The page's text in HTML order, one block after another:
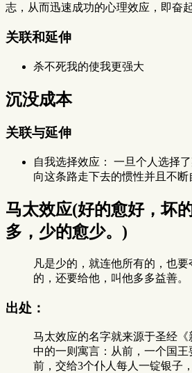
志，从而迅速成功的心理效应，即奋起
关联和延伸
杀不死我的使我更强大
沉没成本
关联与延伸
自我选择效应： 一旦个人选择
向这条路走下去的惯性并且不断
马太效应(好的愈好，坏
多，少的愈少。)
凡是少的，就连他所有的，也
的，还要给他，叫他多多益善。
出处：
马太效应的名字就来源于圣经《
中的一则寓言：从前，一个国
前，交给3个仆人每人一锭银子